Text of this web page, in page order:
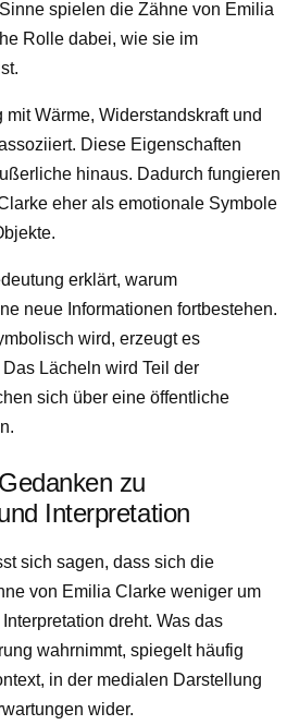
spielen die Zähne von Emilia
Rolle dabei, wie sie im
mit Wärme, Widerstandskraft und
Diese Eigenschaften
hinaus. Dadurch fungieren
eher als emotionale Symbole
erklärt, warum
neue Informationen fortbestehen.
wird, erzeugt es
Lächeln wird Teil der
sich über eine öffentliche
zu
Interpretation
sich sagen, dass sich die
von Emilia Clarke weniger um
dreht. Was das
wahrnimmt, spiegelt häufig
in der medialen Darstellung
wider.